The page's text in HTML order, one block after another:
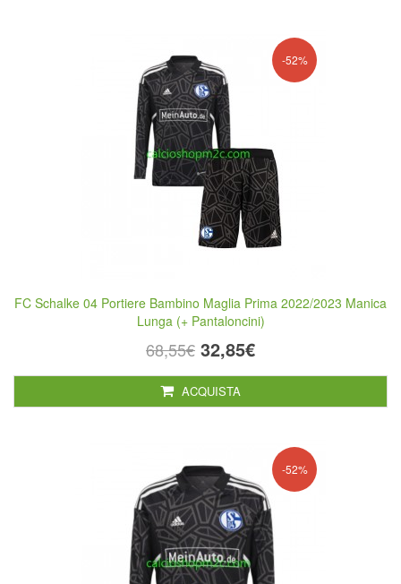
-52%
FC Schalke 04 Portiere Bambino Maglia Prima 2022/2023 Manica
Lunga (+ Pantaloncini)
68,55€ 32,85€
ACQUISTA
-52%